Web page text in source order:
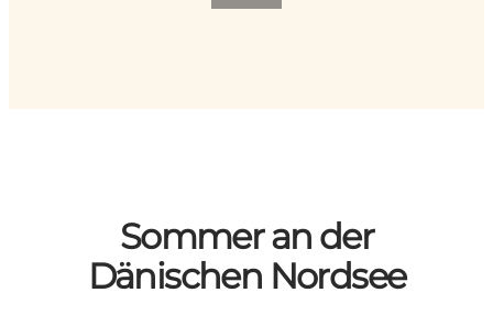
Sommer an der
Dänischen Nordsee